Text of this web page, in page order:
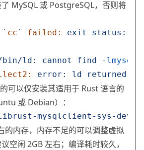
MySQL 或 PostgreSQL，否则将
` cc` failed: exit status:
ld: cannot find -
error: ld returned
可以仅安装其适用于 Rust 语言的
或 Debian）：
mysqlclient-sys-dev
的内存，内存不足的可以调整虚拟
空闲 2GB 左右；编译耗时较久，